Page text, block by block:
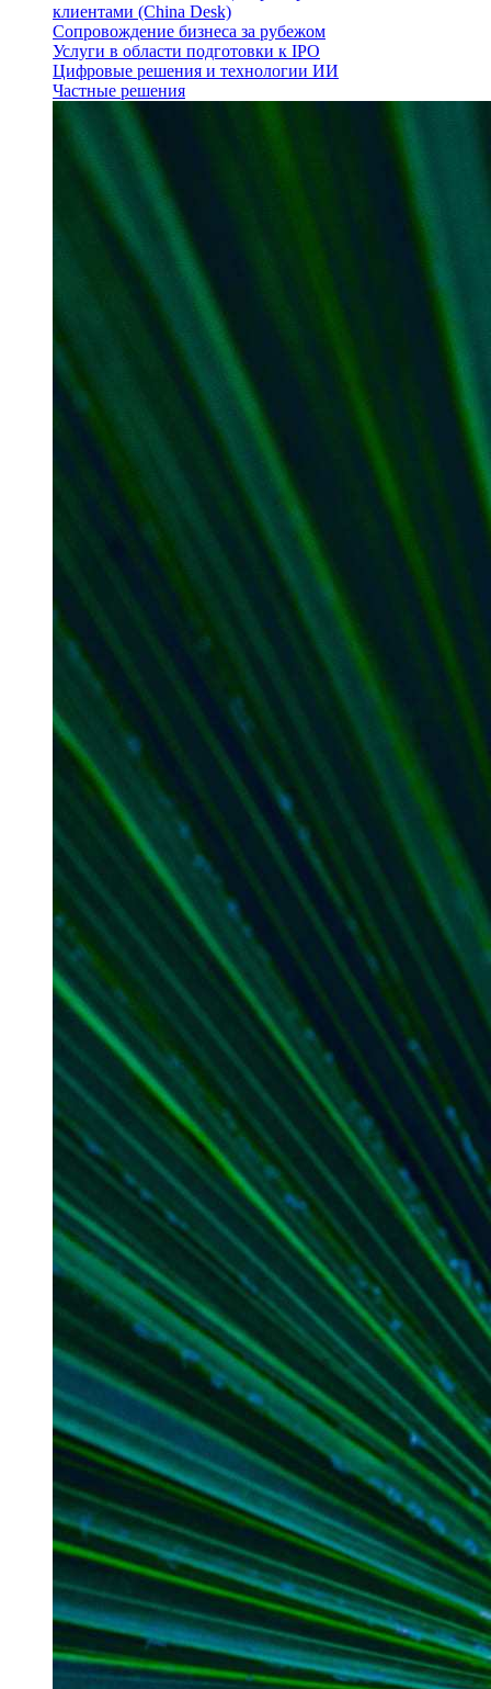
клиентами (China Desk)
Сопровождение бизнеса за рубежом
Услуги в области подготовки к IPO
Цифровые решения и технологии ИИ
Частные решения